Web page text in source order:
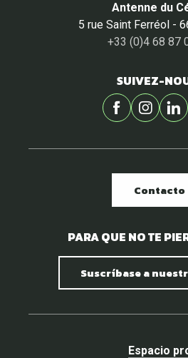
Antenne du
5 rue Saint Ferréol -
+33 (0)4 68 87
SUIVEZ-
Contacto
PARA QUE NO TE
Suscríbase a
Espacio